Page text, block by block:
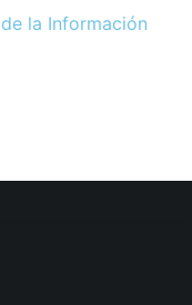
la Información